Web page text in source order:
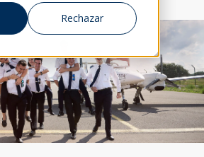
Rechazar